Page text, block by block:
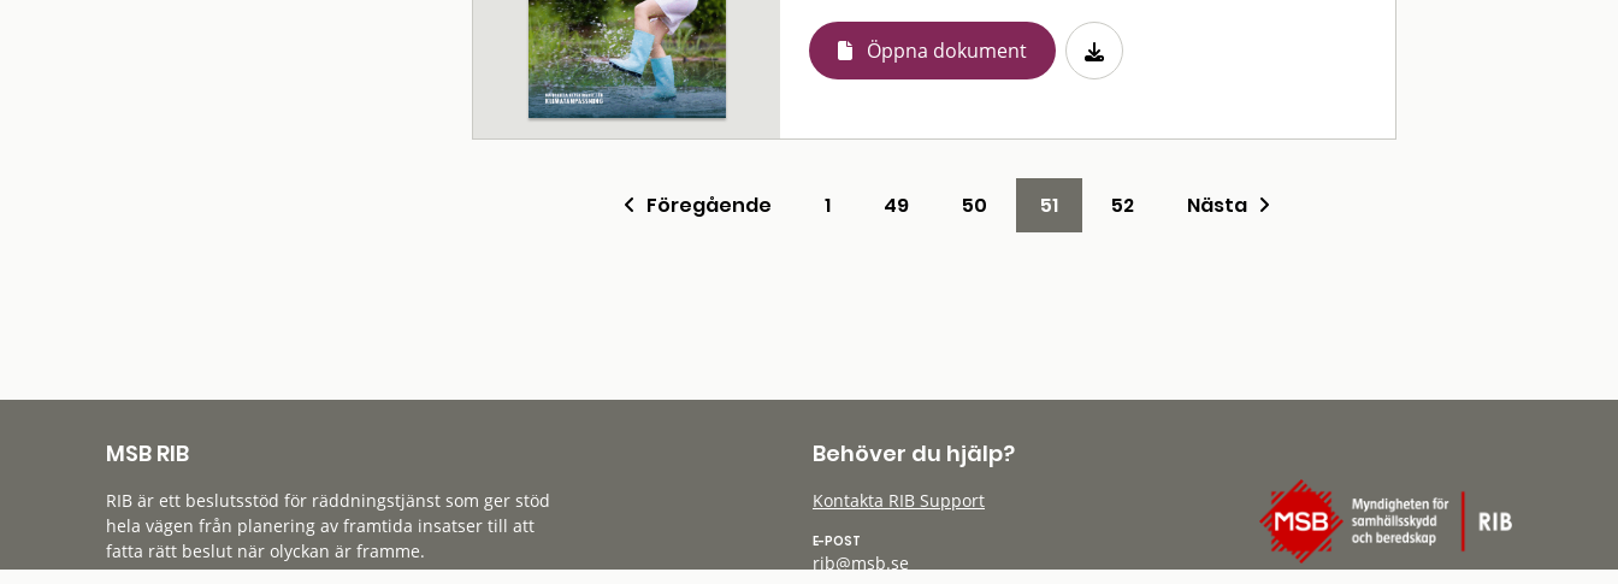
Öppna dokument
Föregående 1 49 50 51 52 Nästa
MSB RIB
RIB är ett beslutsstöd för räddningstjänst som ger stöd
hela vägen från planering av framtida insatser till att
fatta rätt beslut när olyckan är framme.
Behöver du hjälp?
Kontakta RIB Support
E-POST
rib@msb.se